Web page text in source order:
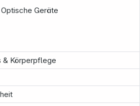
Geräte
& Körperpflege